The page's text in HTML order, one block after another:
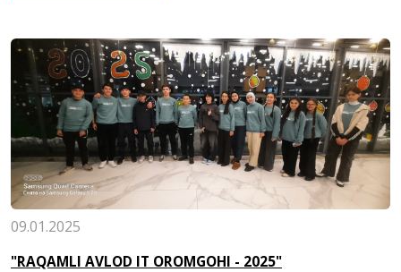
09.01.2025
"RAQAMLI AVLOD IT OROMGOHI - 2025"